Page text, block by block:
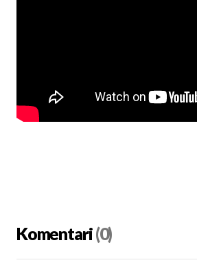
Komentari(0)